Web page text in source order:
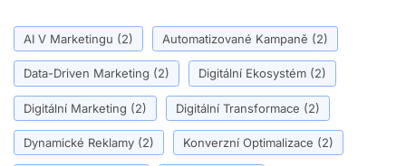
AI V Marketingu (2) Automatizované Kampaně (2)
Data-Driven Marketing (2) Digitální Ekosystém (2)
Digitální Marketing (2) Digitální Transformace (2)
Dynamické Reklamy (2) Konverzní Optimalizace (2)